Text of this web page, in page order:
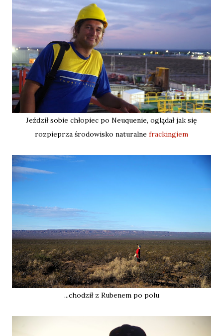
Jeździł sobie chłopiec po Neuquenie, oglądał jak się
rozpieprza środowisko naturalne frackingiem
...chodził z Rubenem po polu